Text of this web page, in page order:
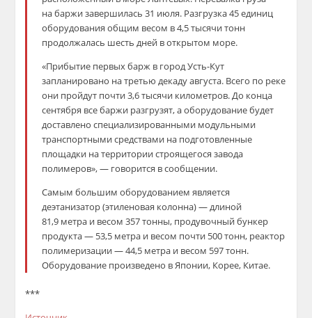
на баржи завершилась 31 июля. Разгрузка 45 единиц
оборудования общим весом в 4,5 тысячи тонн
продолжалась шесть дней в открытом море.
«Прибытие первых барж в город Усть-Кут
запланировано на третью декаду августа. Всего по реке
они пройдут почти 3,6 тысячи километров. До конца
сентября все баржи разгрузят, а оборудование будет
доставлено специализированными модульными
транспортными средствами на подготовленные
площадки на территории строящегося завода
полимеров», — говорится в сообщении.
Самым большим оборудованием является
деэтанизатор (этиленовая колонна) — длиной
81,9 метра и весом 357 тонны, продувочный бункер
продукта — 53,5 метра и весом почти 500 тонн, реактор
полимеризации — 44,5 метра и весом 597 тонн.
Оборудование произведено в Японии, Корее, Китае.
***